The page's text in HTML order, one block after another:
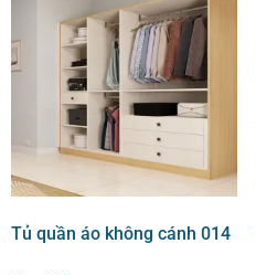
Tủ quần áo không cánh 014